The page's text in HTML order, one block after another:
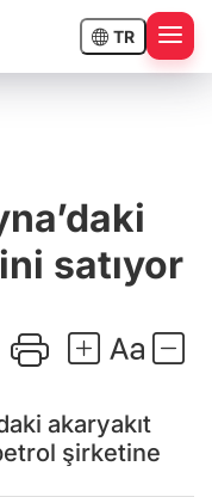
TR
satıyor
akaryakıt
şirketine